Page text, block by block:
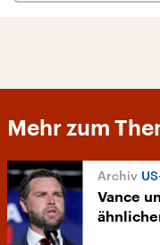
Mehr zum
Vance